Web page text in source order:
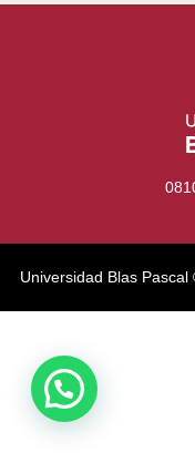
Universidad Blas